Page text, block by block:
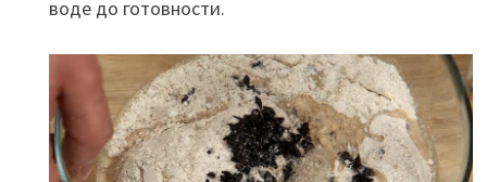
воде до готовности.